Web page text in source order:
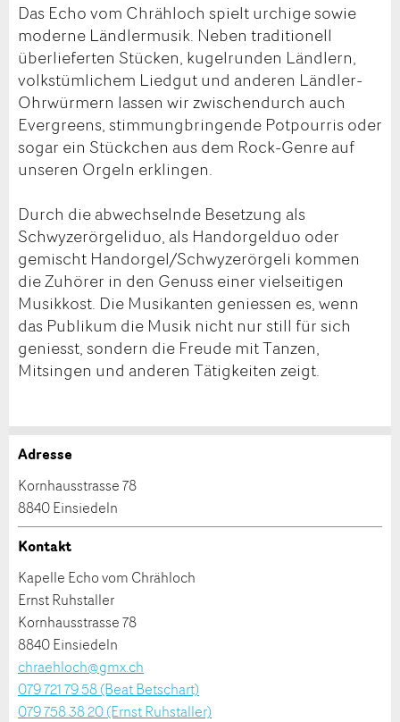
Das Echo vom Chrähloch spielt urchige sowie
moderne Ländlermusik. Neben traditionell
überlieferten Stücken, kugelrunden Ländlern,
volkstümlichem Liedgut und anderen Ländler-
Ohrwürmern lassen wir zwischendurch auch
Evergreens, stimmungbringende Potpourris oder
sogar ein Stückchen aus dem Rock-Genre auf
unseren Orgeln erklingen.
Durch die abwechselnde Besetzung als
Schwyzerörgeliduo, als Handorgelduo oder
gemischt Handorgel/Schwyzerörgeli kommen
die Zuhörer in den Genuss einer vielseitigen
Musikkost. Die Musikanten geniessen es, wenn
das Publikum die Musik nicht nur still für sich
geniesst, sondern die Freude mit Tanzen,
Mitsingen und anderen Tätigkeiten zeigt.
Anzeige beanstanden
Ihr Feedback wird sehr geschätzt!
Allgemeines Feedback
Anzeige nicht mehr gültig
Anzeige unvollständig
Anzeige weiterempfehlen
Empfehlen Sie diese Anzeige an Freunde weiter.
Adresse
Kornhausstrasse 78
8840 Einsiedeln
Kontakt
Kapelle Echo vom Chrähloch
Ernst Ruhstaller
Kornhausstrasse 78
8840 Einsiedeln
chraehloch@gmx.ch
079 721 79 58 (Beat Betschart)
079 758 38 20 (Ernst Ruhstaller)